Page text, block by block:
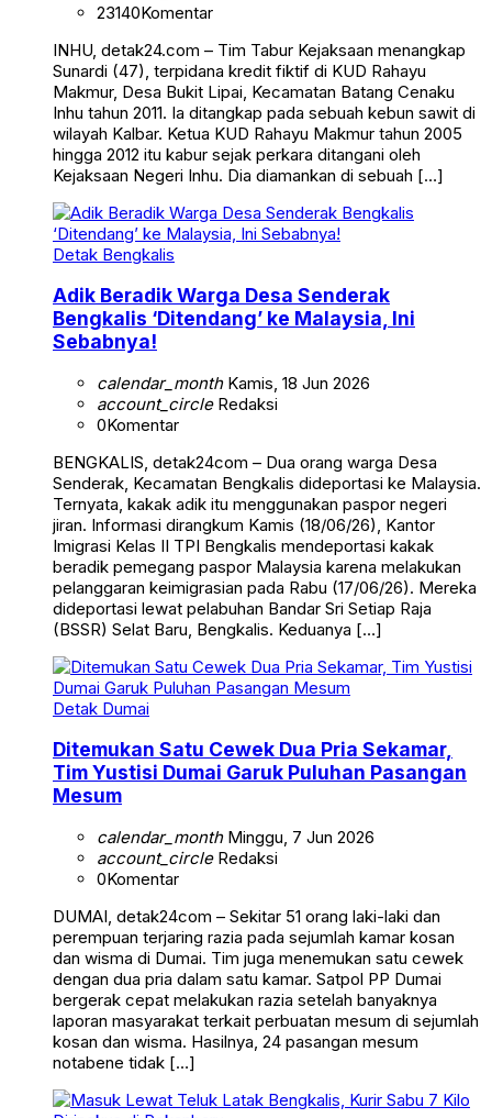
23140Komentar
INHU, detak24.com – Tim Tabur Kejaksaan menangkap
Sunardi (47), terpidana kredit fiktif di KUD Rahayu
Makmur, Desa Bukit Lipai, Kecamatan Batang Cenaku
Inhu tahun 2011. Ia ditangkap pada sebuah kebun sawit di
wilayah Kalbar. Ketua KUD Rahayu Makmur tahun 2005
hingga 2012 itu kabur sejak perkara ditangani oleh
Kejaksaan Negeri Inhu. Dia diamankan di sebuah […]
Detak Bengkalis
Adik Beradik Warga Desa Senderak
Bengkalis ‘Ditendang’ ke Malaysia, Ini
Sebabnya!
calendar_monthKamis, 18 Jun 2026
account_circleRedaksi
0Komentar
BENGKALIS, detak24com – Dua orang warga Desa
Senderak, Kecamatan Bengkalis dideportasi ke Malaysia.
Ternyata, kakak adik itu menggunakan paspor negeri
jiran. Informasi dirangkum Kamis (18/06/26), Kantor
Imigrasi Kelas II TPI Bengkalis mendeportasi kakak
beradik pemegang paspor Malaysia karena melakukan
pelanggaran keimigrasian pada Rabu (17/06/26). Mereka
dideportasi lewat pelabuhan Bandar Sri Setiap Raja
(BSSR) Selat Baru, Bengkalis. Keduanya […]
Detak Dumai
Ditemukan Satu Cewek Dua Pria Sekamar,
Tim Yustisi Dumai Garuk Puluhan Pasangan
Mesum
calendar_monthMinggu, 7 Jun 2026
account_circleRedaksi
0Komentar
DUMAI, detak24com – Sekitar 51 orang laki-laki dan
perempuan terjaring razia pada sejumlah kamar kosan
dan wisma di Dumai. Tim juga menemukan satu cewek
dengan dua pria dalam satu kamar. Satpol PP Dumai
bergerak cepat melakukan razia setelah banyaknya
laporan masyarakat terkait perbuatan mesum di sejumlah
kosan dan wisma. Hasilnya, 24 pasangan mesum
notabene tidak […]